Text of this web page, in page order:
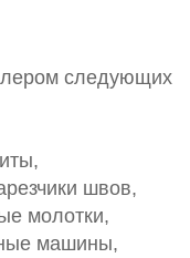
следующих
швов,
молотки,
машины,